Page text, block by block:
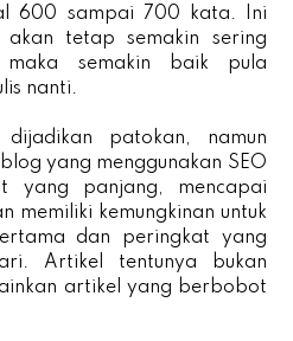
600 sampai 700 kata. Ini
akan tetap semakin sering
maka semakin baik pula
nanti.
patokan, namun
yang menggunakan SEO
yang panjang, mencapai
memiliki kemungkinan untuk
dan peringkat yang
Artikel tentunya bukan
artikel yang berbobot